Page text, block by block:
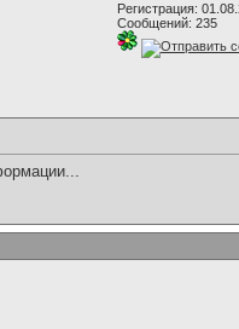
Регистрация:
Сообщений: 235